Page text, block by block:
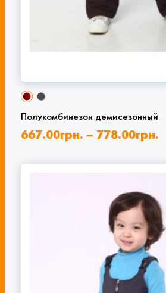
Полукомбинезон демисезонный
667.00грн. – 778.00грн.